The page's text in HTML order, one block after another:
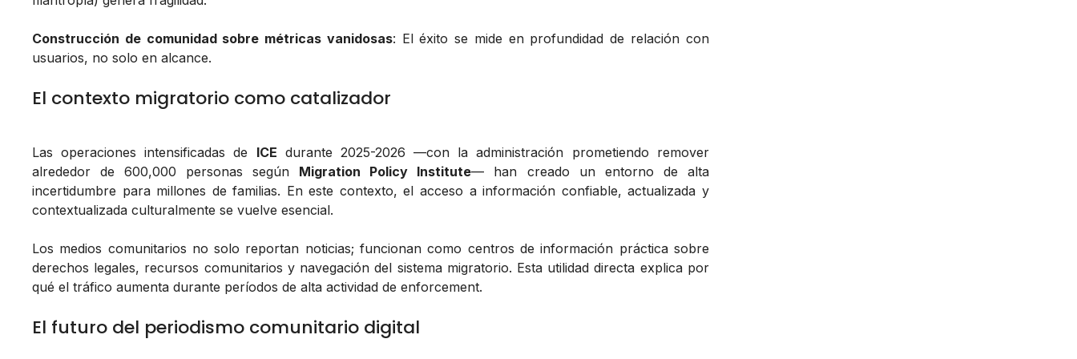
Construcción de comunidad sobre métricas vanidosas: El éxito se mide en profundidad de relación con
usuarios, no solo en alcance.
El contexto migratorio como catalizador
Las operaciones intensificadas de ICE durante 2025-2026 —con la administración prometiendo remover
alrededor de 600,000 personas según Migration Policy Institute— han creado un entorno de alta
incertidumbre para millones de familias. En este contexto, el acceso a información confiable, actualizada y
contextualizada culturalmente se vuelve esencial.
Los medios comunitarios no solo reportan noticias; funcionan como centros de información práctica sobre
derechos legales, recursos comunitarios y navegación del sistema migratorio. Esta utilidad directa explica por
qué el tráfico aumenta durante períodos de alta actividad de enforcement.
El futuro del periodismo comunitario digital